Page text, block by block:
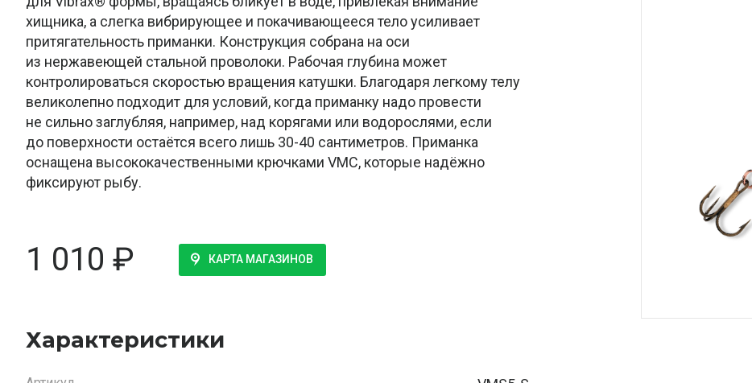
хищника, а слегка вибрирующее и покачивающееся тело усиливает
притягательность приманки. Конструкция собрана на оси
из нержавеющей стальной проволоки. Рабочая глубина может
контролироваться скоростью вращения катушки. Благодаря легкому телу
великолепно подходит для условий, когда приманку надо провести
не сильно заглубляя, например, над корягами или водорослями, если
до поверхности остаётся всего лишь 30-40 сантиметров. Приманка
оснащена высококачественными крючками VMC, которые надёжно
фиксируют рыбу.
1 010 ₽ КАРТА МАГАЗИНОВ
Характеристики